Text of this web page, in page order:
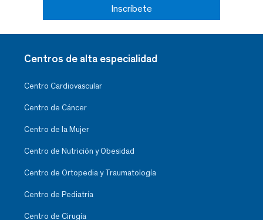
Inscríbete
Centros de alta especialidad
Centro Cardiovascular
Centro de Cáncer
Centro de la Mujer
Centro de Nutrición y Obesidad
Centro de Ortopedia y Traumatología
Centro de Pediatría
Centro de Cirugía